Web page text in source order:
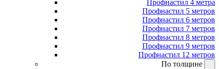
Профнастил 4 метра
Профнастил 5 метров
Профнастил 6 метров
Профнастил 7 метров
Профнастил 8 метров
Профнастил 9 метров
Профнастил 12 метров
По толщине